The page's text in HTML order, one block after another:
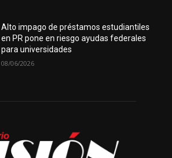
Alto impago de préstamos estudiantiles
en PR pone en riesgo ayudas federales
para universidades
08/06/2026